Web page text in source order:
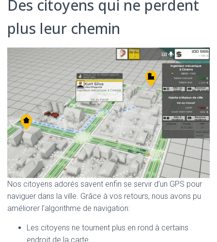
Des citoyens qui ne perdent
plus leur chemin
Nos citoyens adorés savent enfin se servir d’un GPS pour
naviguer dans la ville. Grâce à vos retours, nous avons pu
améliorer l’algorithme de navigation:
Les citoyens ne tournent plus en rond à certains
endroit de la carte.